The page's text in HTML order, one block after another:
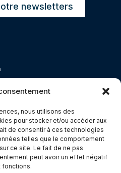
nous utilisons des
pour stocker et/ou accéder aux
de consentir à ces technologies
telles que le comportement
ce site. Le fait de ne pas
peut avoir un effet négatif
fonctions.
newsletters